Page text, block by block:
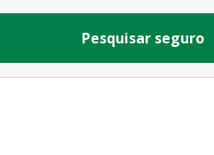
Pesquisar seguro